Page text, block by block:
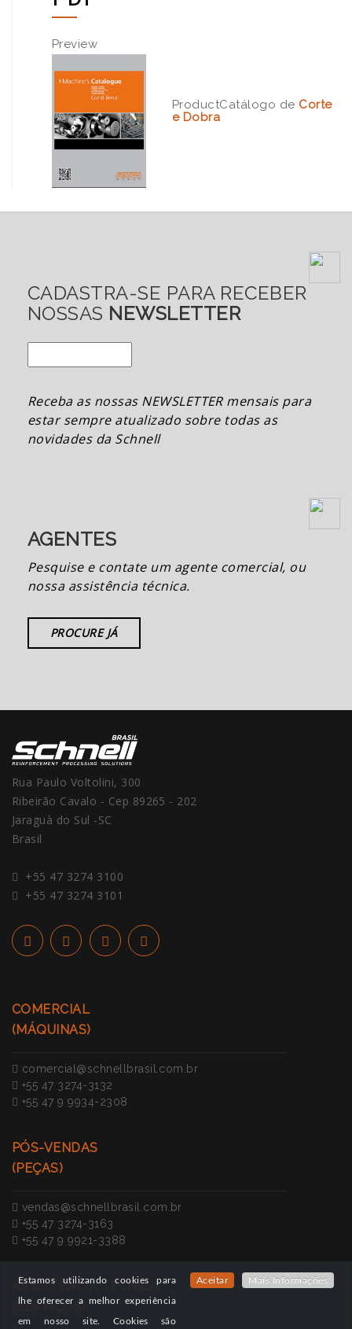
Catálogo de Corte
e Dobra
CADASTRA-SE PARA RECEBER
NOSSAS NEWSLETTER
Receba as nossas NEWSLETTER mensais para
estar sempre atualizado sobre todas as
novidades da Schnell
AGENTES
Pesquise e contate um agente comercial, ou
nossa assistência técnica.
PROCURE JÁ
Rua Paulo Voltolini, 300
Ribeirão Cavalo - Cep 89265 - 202
Jaraguà do Sul -SC
Brasil
+55 47 3274 3100
+55 47 3274 3101
COMERCIAL
(MÁQUINAS)
comercial@schnellbrasil.com.br
+55 47 3274-3132
+55 47 9 9934-2308
PÓS-VENDAS
(PEÇAS)
vendas@schnellbrasil.com.br
+55 47 3274-3163
+55 47 9 9921-3388
ASSISTÊNCIA TÉCNICA
(SERVIÇOS)
Estamos utilizando cookies para
lhe oferecer a melhor experiência
em nosso site. Cookies são
Aceitar Mais Informações